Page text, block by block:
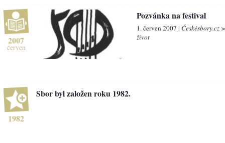
2007
červen
Pozvánka na festival
1. červen 2007 | Českésbory.cz
život
1982
Sbor byl založen roku 1982.